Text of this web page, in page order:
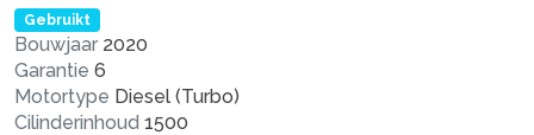
Gebruikt
Bouwjaar 2020
Garantie 6
Motortype Diesel (Turbo)
Cilinderinhoud 1500